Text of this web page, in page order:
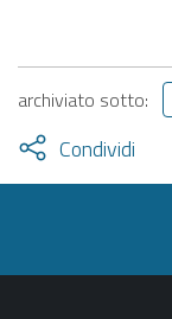
archiviato sotto:
Condividi
Attiva
condividi